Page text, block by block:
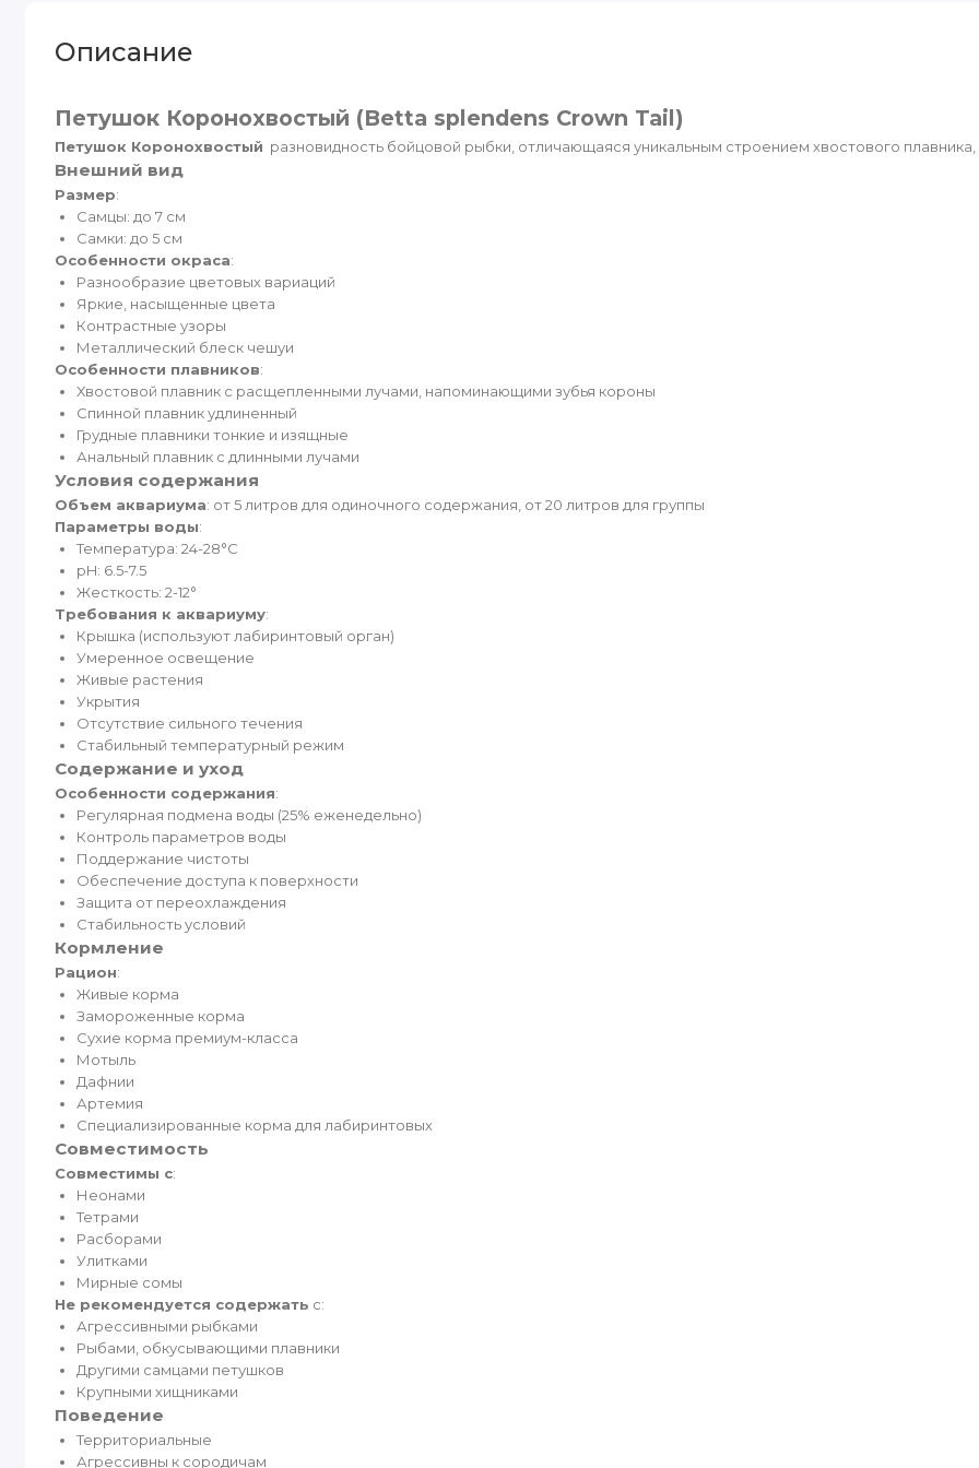
Описание
Петушок Коронохвостый (Betta splendens Crown Tail)
Петушок Коронохвостый разновидность бойцовой рыбки, отличающаяся уникальным строением хвостового
Внешний вид
Размер:
Самцы: до 7 см
Самки: до 5 см
Особенности окраса:
Разнообразие цветовых вариаций
Яркие, насыщенные цвета
Контрастные узоры
Металлический блеск чешуи
Особенности плавников:
Хвостовой плавник с расщепленными лучами, напоминающими зубья короны
Спинной плавник удлиненный
Грудные плавники тонкие и изящные
Анальный плавник с длинными лучами
Условия содержания
Объем аквариума: от 5 литров для одиночного содержания, от 20 литров для группы
Параметры воды:
Температура: 24-28°C
pH: 6.5-7.5
Жесткость: 2-12°
Требования к аквариуму:
Крышка (используют лабиринтовый орган)
Умеренное освещение
Живые растения
Укрытия
Отсутствие сильного течения
Стабильный температурный режим
Содержание и уход
Особенности содержания:
Регулярная подмена воды (25% еженедельно)
Контроль параметров воды
Поддержание чистоты
Обеспечение доступа к поверхности
Защита от переохлаждения
Стабильность условий
Кормление
Рацион:
Живые корма
Замороженные корма
Сухие корма премиум-класса
Мотыль
Дафнии
Артемия
Специализированные корма для лабиринтовых
Совместимость
Совместимы с:
Неонами
Тетрами
Расборами
Улитками
Мирные сомы
Не рекомендуется содержать с:
Агрессивными рыбками
Рыбами, обкусывающими плавники
Другими самцами петушков
Крупными хищниками
Поведение
Территориальные
Агрессивны к сородичам